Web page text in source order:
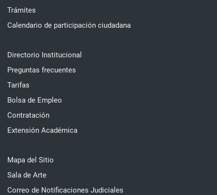
Trámites
Calendario de participación ciudadana
Directorio Institucional
Preguntas frecuentes
Tarifas
Bolsa de Empleo
Contratación
Extensión Académica
Mapa del Sitio
Sala de Arte
Correo de Notificaciones Judiciales